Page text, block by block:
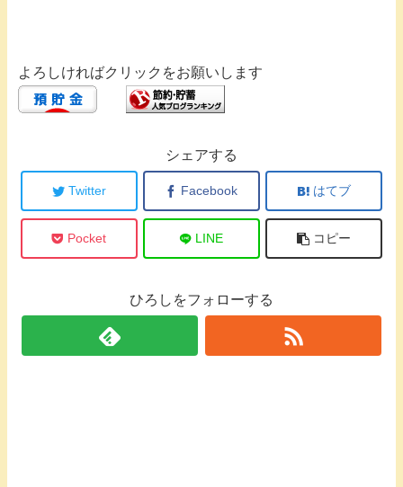
よろしければクリックをお願いします
シェアする
Twitter Facebook はてブ
Pocket LINE コピー
ひろしをフォローする